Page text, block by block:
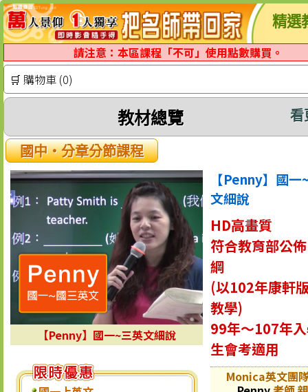
精選
請注意：本區課程「不可」使用點數購買。
🛒 購物車 (0)
教材總覽
國中‧分章分節課程
【Penny】國一~三英文細說
【Penny】國一
文細說
HD高畫質
符合教育部公
綱
(以102年康軒
教學)
99年～107年
生會考適用
Monica英文團